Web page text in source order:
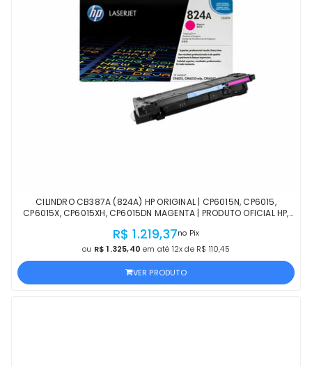
CILINDRO CB387A (824A) HP ORIGINAL | CP6015N, CP6015,
CP6015X, CP6015XH, CP6015DN MAGENTA | PRODUTO OFICIAL HP,
R$ 1.219,37no Pix
ou R$ 1.325,40 em até 12x de R$ 110,45
VER PRODUTO